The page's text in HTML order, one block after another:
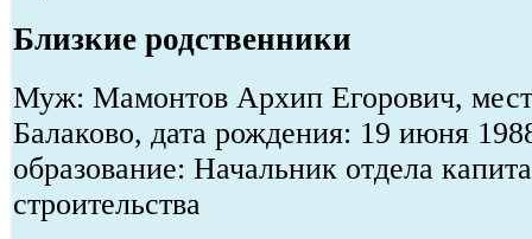
Близкие родственники
Муж: Мамонтов Архип Егорович,
Балаково, дата рождения: 19 июня
образование: Начальник отдела
строительства